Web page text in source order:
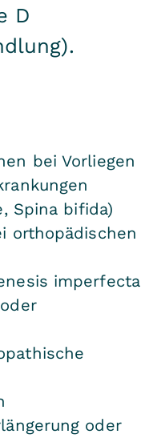
D
bei Vorliegen
Spina bifida)
orthopädischen
imperfecta
oder